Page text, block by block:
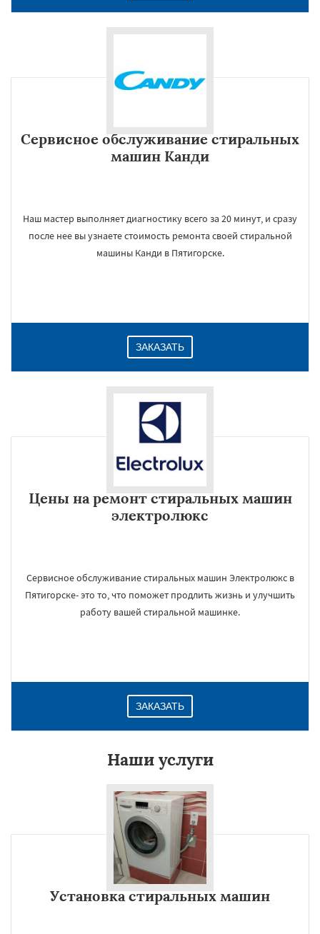
Сервисное обслуживание стиральных
машин Канди
Наш мастер выполняет диагностику всего за 20 минут, и сразу
после нее вы узнаете стоимость ремонта своей стиральной
машины Канди в Пятигорске.
ЗАКАЗАТЬ
Цены на ремонт стиральных машин
электролюкс
Сервисное обслуживание стиральных машин Электролюкс в
Пятигорске- это то, что поможет продлить жизнь и улучшить
работу вашей стиральной машинке.
ЗАКАЗАТЬ
Наши услуги
Установка стиральных машин
Даю согласие на обработку персональных данных